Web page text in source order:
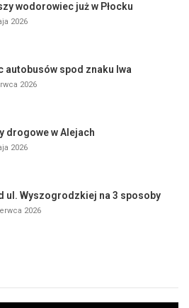
wodorowiec już w Płocku
2026
autobusów spod znaku lwa
2026
drogowe w Alejach
2026
ul. Wyszogrodzkiej na 3 sposoby
2026